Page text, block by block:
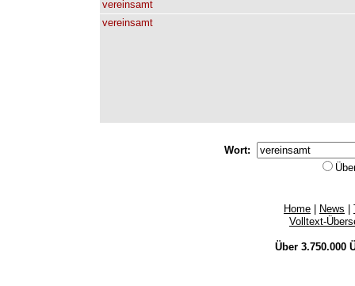
vereinsamt
vereinsamt
Wort:
Home News
Volltext-
Über 3.750.000